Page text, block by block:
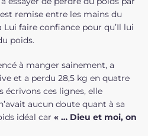
remise entre les mains du
faire confiance pour qu’Il lui
poids.
à manger sainement, a
et a perdu 28,5 kg en quatre
ces lignes, elle
aucun doute quant à sa
idéal car « … Dieu et moi, on